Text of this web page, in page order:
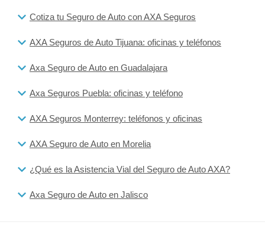
Cotiza tu Seguro de Auto con AXA Seguros
AXA Seguros de Auto Tijuana: oficinas y teléfonos
Axa Seguro de Auto en Guadalajara
Axa Seguros Puebla: oficinas y teléfono
AXA Seguros Monterrey: teléfonos y oficinas
AXA Seguro de Auto en Morelia
¿Qué es la Asistencia Vial del Seguro de Auto AXA?
Axa Seguro de Auto en Jalisco